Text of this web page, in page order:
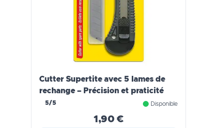
Cutter Supertite avec 5 lames de
rechange – Précision et praticité
5/5 Disponible
1,90 €